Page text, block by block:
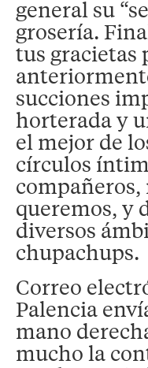
general su
grosería.
tus gracietas
succiones
horterada y
el mejor de
círculos
queremos, y
diversos
chupachups.
Correo
Palencia
mano
mucho la